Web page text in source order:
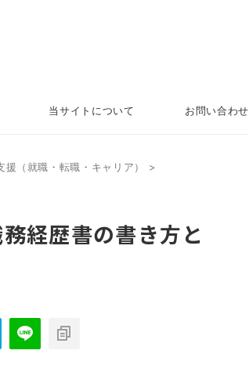
当サイトについて お問い合わせ
援（就職・転職・キャリア） >
経歴書の書き方と